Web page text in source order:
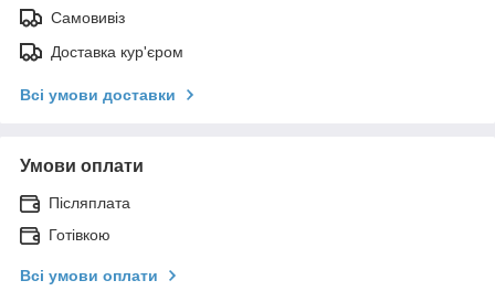
Самовивіз
Доставка кур'єром
Всі умови доставки
Умови оплати
Післяплата
Готівкою
Всі умови оплати